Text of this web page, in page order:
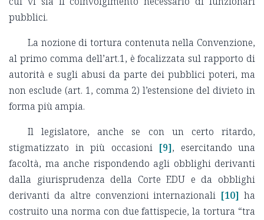
pubblici.
La nozione di tortura contenuta nella Convenzione,
al primo comma dell’art.1, è focalizzata sul rapporto di
autorità e sugli abusi da parte dei pubblici poteri, ma
non esclude (art. 1, comma 2) l’estensione del divieto in
forma più ampia.
Il legislatore, anche se con un certo ritardo,
stigmatizzato in più occasioni [9], esercitando una
facoltà, ma anche rispondendo agli obblighi derivanti
dalla giurisprudenza della Corte EDU e da obblighi
derivanti da altre convenzioni internazionali [10] ha
costruito una norma con due fattispecie, la tortura “tra